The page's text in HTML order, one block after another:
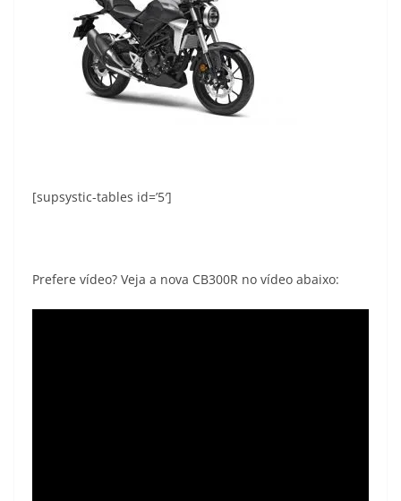
[supsystic-tables id=’5′]
Prefere vídeo? Veja a nova CB300R no vídeo abaixo: